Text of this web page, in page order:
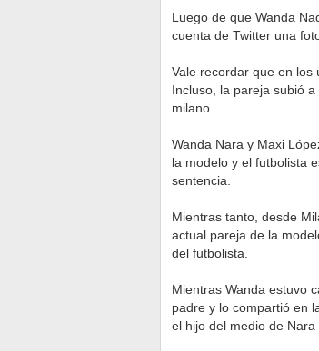
Luego de que Wanda
cuenta de Twitter una
Vale recordar que en los
Incluso, la pareja subió
milano.
Wanda Nara y Maxi
la modelo y el futbolista
sentencia.
Mientras tanto, desde
actual pareja de la
del futbolista.
Mientras Wanda estuvo
padre y lo compartió en
el hijo del medio de Nara